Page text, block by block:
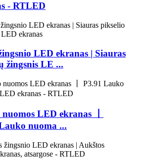
- RTLED
LED ekranas | Siauras
žingsnis LE ...
LED ekranas 丨
nuoma ...